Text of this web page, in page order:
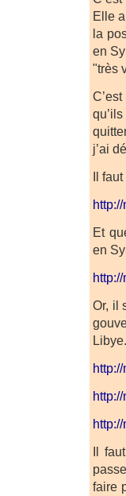
Elle
la
en
"très
j’ai
Il
Et
en
Or, il
Il
faire